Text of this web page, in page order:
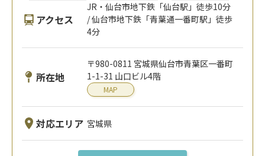
アクセス
JR・仙台市地下鉄「仙台駅」徒歩10分
/ 仙台市地下鉄「青葉通一番町駅」徒歩
4分
所在地
〒980-0811 宮城県仙台市青葉区一番町
1-1-31 山口ビル4階
MAP
対応エリア 宮城県